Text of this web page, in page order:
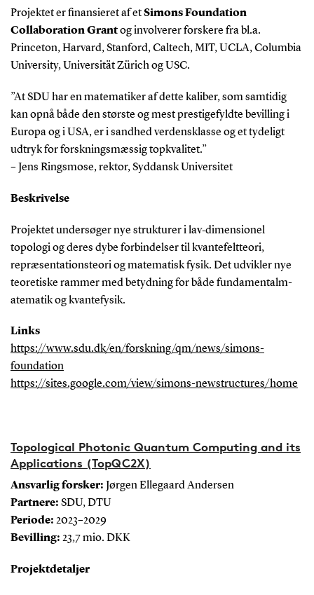
Projektet er finansieret af etSimons Foundation
Collaboration Grantog involverer forskere fra bl.a.
Princeton, Harvard, Stanford, Caltech, MIT, UCLA, Columbia
University, Universität Zürich og USC.
”At SDU har en matematiker af dette kaliber, som samtidig
kan opnå både den største og mest prestigefyldte bevilling i
Europa og i USA, er i sandhed verdensklasse og et tydeligt
udtryk for forskningsmæssig topkvalitet.”
– Jens Ringsmose, rektor, Syddansk Universitet
Beskrivelse
Projektet undersøger nye strukturer i lav‑dimensionel
topologi og deres dybe forbindelser til kvantefeltteori,
repræsentationsteori og matematisk fysik. Det udvikler nye
teoretiske rammer med betydning for både fundamentalm­
atematik og kvantefysik.
Links
https://www.sdu.dk/en/forskning/qm/news/simons-
foundation
https://sites.google.com/view/simons-newstructures/home
Topological Photonic Quantum Computing and its
Applications (TopQC2X)
Ansvarlig forsker: Jørgen Ellegaard Andersen
Partnere: SDU, DTU
Periode: 2023–2029
Bevilling: 23,7 mio. DKK
Projektdetaljer